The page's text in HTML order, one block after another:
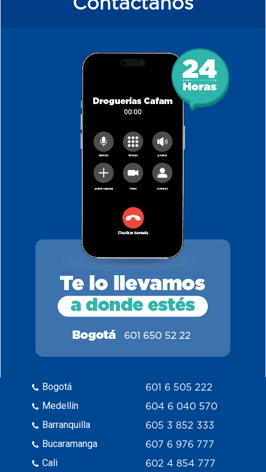
Bogotá
Medellín
Barranquilla
Bucaramanga
Cali
601 6 505 222
604 6 040 570
605 3 852 333
607 6 976 777
602 4 854 777